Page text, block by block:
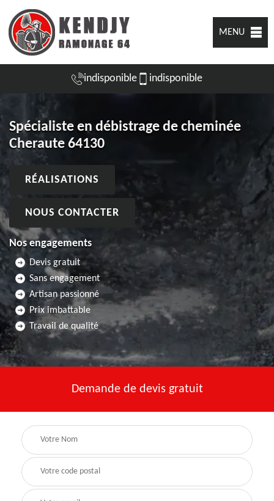
MENU
indisponible indisponible
Spécialiste en débistrage de cheminée
Cheraute 64130
RÉALISATIONS
NOUS CONTACTER
Nos engagements
Devis gratuit
Sans engagement
Artisan passionné
Prix imbattable
Travail de qualité
Demande de devis gratuit